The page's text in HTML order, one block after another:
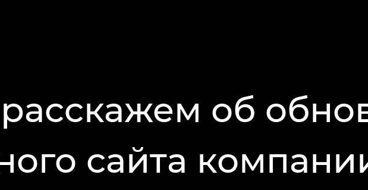
об
сайта